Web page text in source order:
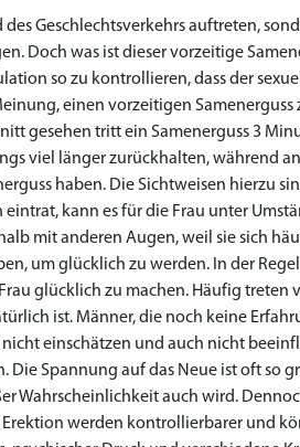
Geschlechtsverkehrs auftreten,
Doch was ist dieser vorzeitige
so zu kontrollieren, dass der
einen vorzeitigen Samenerguss
gesehen tritt ein Samenerguss 3
viel länger zurückhalten, während
haben. Die Sichtweisen hierzu
kann es für die Frau unter
mit anderen Augen, weil sie sich
um glücklich zu werden. In der
glücklich zu machen. Häufig treten
ist. Männer, die noch keine
einschätzen und auch nicht
Die Spannung auf das Neue ist oft so
Wahrscheinlichkeit auch wird.
Erektion werden kontrollierbarer und
to Cart
to Cart
to Cart
to Cart
to Cart
to Cart
to Cart
to Cart
to Cart
to Cart
to Cart
to Cart
to Cart
to Cart
to Cart
to Cart
to Cart
to Cart
to Cart
to Cart
to Cart
to Cart